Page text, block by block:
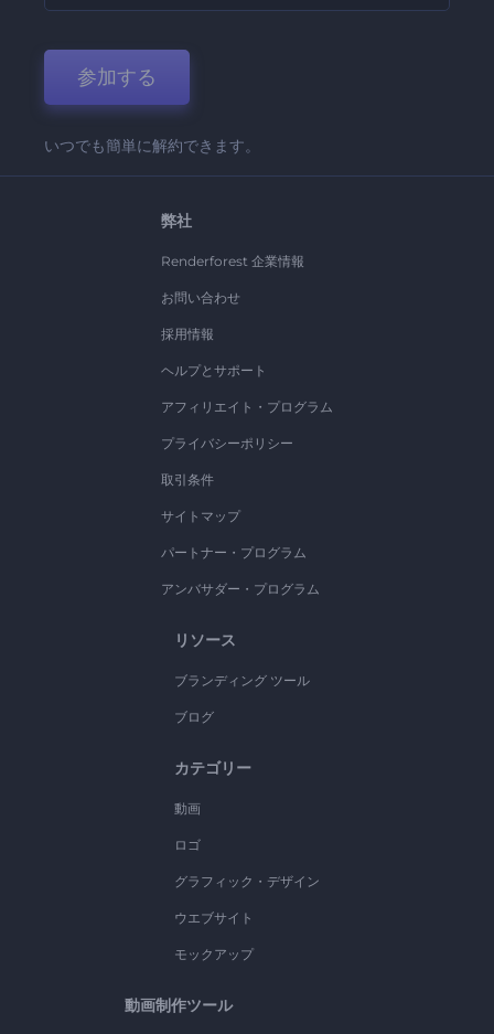
参加する
いつでも簡単に解約できます。
弊社
Renderforest 企業情報
お問い合わせ
採用情報
ヘルプとサポート
アフィリエイト・プログラム
プライバシーポリシー
取引条件
サイトマップ
パートナー・プログラム
アンバサダー・プログラム
リソース
ブランディング ツール
ブログ
カテゴリー
動画
ロゴ
グラフィック・デザイン
ウエブサイト
モックアップ
動画制作ツール